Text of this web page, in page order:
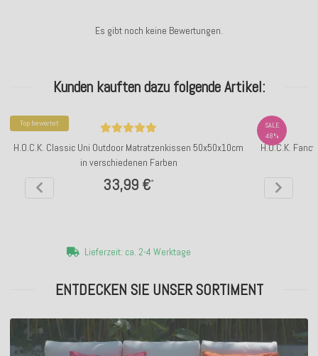
Es gibt noch keine Bewertungen.
Kunden kauften dazu folgende Artikel:
Top bewertet
H.O.C.K. Classic Uni Outdoor Matratzenkissen 50x50x10cm
in verschiedenen Farben
33,99 €*
Lieferzeit: ca. 2-4 Werktage
SALE
48%
H.O.C.K.
ENTDECKEN SIE UNSER SORTIMENT